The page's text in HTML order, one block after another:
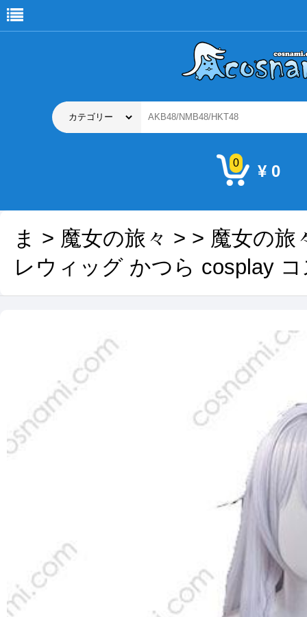
0 ¥ 0
ま > 魔女の旅々 > > 魔女の旅
レウィッグ かつら cosplay